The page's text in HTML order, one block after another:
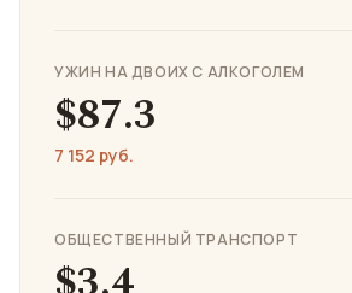
УЖИН НА ДВОИХ С АЛКОГОЛЕМ
$87.3
7 152 руб.
ОБЩЕСТВЕННЫЙ ТРАНСПОРТ